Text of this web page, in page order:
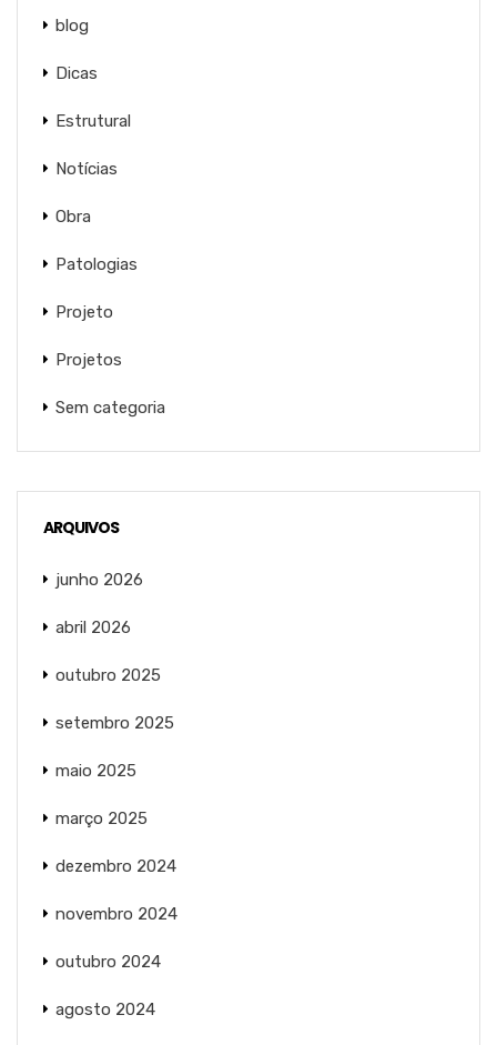
blog
Dicas
Estrutural
Notícias
Obra
Patologias
Projeto
Projetos
Sem categoria
ARQUIVOS
junho 2026
abril 2026
outubro 2025
setembro 2025
maio 2025
março 2025
dezembro 2024
novembro 2024
outubro 2024
agosto 2024